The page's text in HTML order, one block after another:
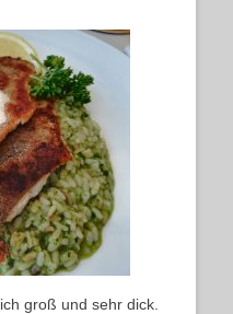
groß und sehr dick.